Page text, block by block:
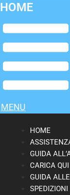
HOME
Flyout
Menu
MENU
HOME
GUIDA
CARICA
GUIDA
SPEDIZIONI